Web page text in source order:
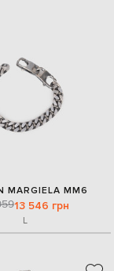
MARGIELA MM6
13 546 грн
L